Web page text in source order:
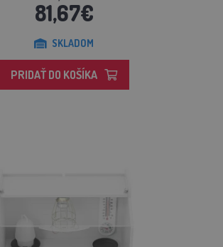
81,67€
SKLADOM
PRIDAŤ DO KOŠÍKA